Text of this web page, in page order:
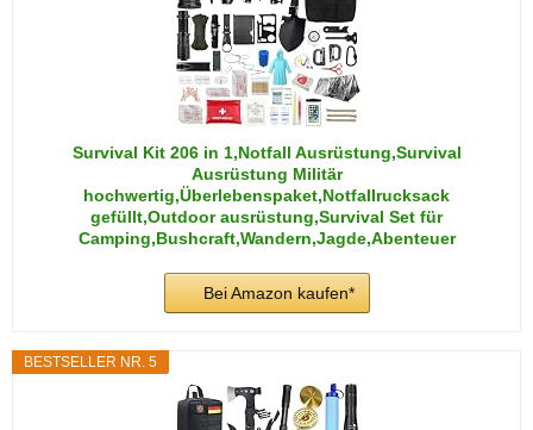
Survival Kit 206 in 1,Notfall Ausrüstung,Survival
Ausrüstung Militär
hochwertig,Überlebenspaket,Notfallrucksack
gefüllt,Outdoor ausrüstung,Survival Set für
Camping,Bushcraft,Wandern,Jagde,Abenteuer
Bei Amazon kaufen*
BESTSELLER NR. 5